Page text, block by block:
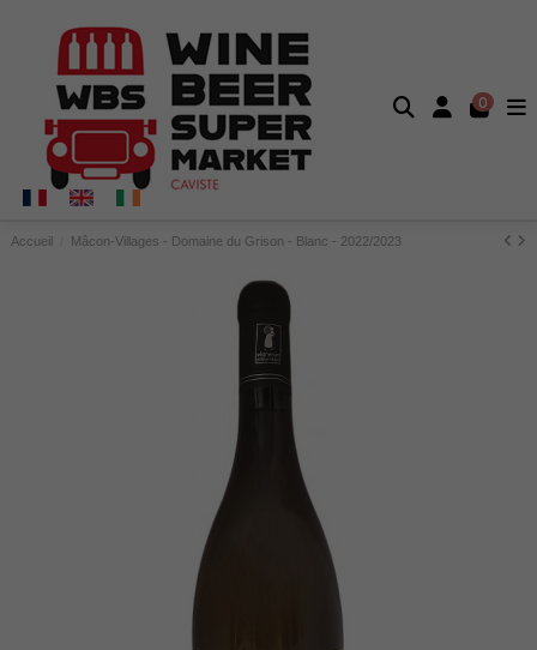
0
Accueil Mâcon-Villages - Domaine du Grison - Blanc - 2022/2023